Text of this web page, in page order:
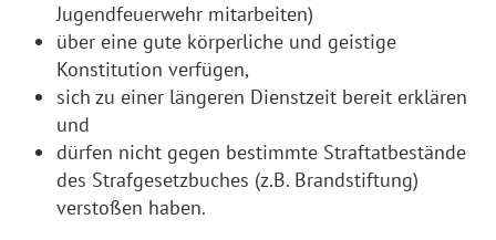
Jugendfeuerwehr mitarbeiten)
über eine gute körperliche und geistige
Konstitution verfügen,
sich zu einer längeren Dienstzeit bereit erklären
und
dürfen nicht gegen bestimmte Straftatbestände
des Strafgesetzbuches (z.B. Brandstiftung)
verstoßen haben.